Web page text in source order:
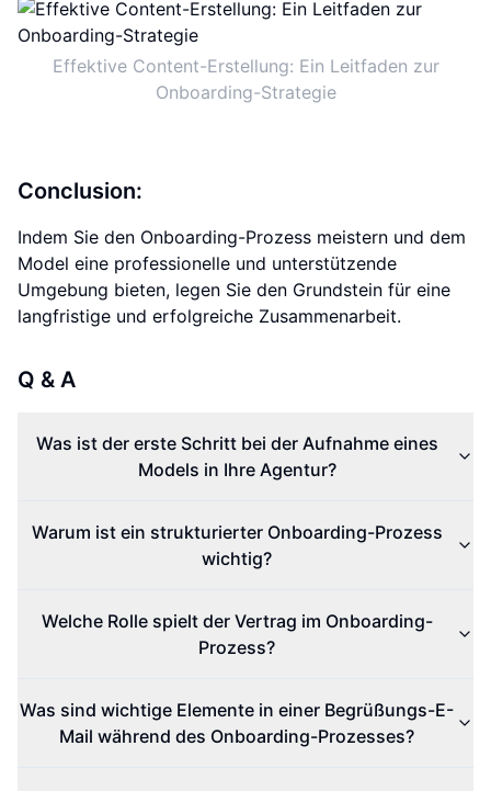
Effektive Content-Erstellung: Ein Leitfaden zur
Onboarding-Strategie
Conclusion:
Indem Sie den Onboarding-Prozess meistern und dem
Model eine professionelle und unterstützende
Umgebung bieten, legen Sie den Grundstein für eine
langfristige und erfolgreiche Zusammenarbeit.
Q & A
Was ist der erste Schritt bei der Aufnahme eines
Models in Ihre Agentur?
Warum ist ein strukturierter Onboarding-Prozess
wichtig?
Welche Rolle spielt der Vertrag im Onboarding-
Prozess?
Was sind wichtige Elemente in einer Begrüßungs-E-
Mail während des Onboarding-Prozesses?